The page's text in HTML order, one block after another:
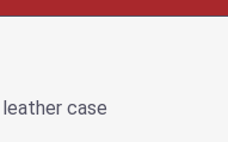
case